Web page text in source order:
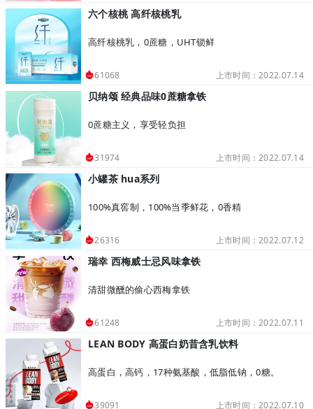
六个核桃 高纤核桃乳
高纤核桃乳，0蔗糖，UHT锁鲜
61068 上市时间：2022.07.14
贝纳颂 经典品味0蔗糖拿铁
0蔗糖主义，享受轻负担
31974 上市时间：2022.07.14
小罐茶 hua系列
100%真窖制，100%当季鲜花，0香精
26316 上市时间：2022.07.12
瑞幸 西梅威士忌风味拿铁
清甜微醺的偷心西梅拿铁
61248 上市时间：2022.07.11
LEAN BODY 高蛋白奶昔含乳饮料
高蛋白，高钙，17种氨基酸，低脂低钠，0糖。
39091 上市时间：2022.07.10